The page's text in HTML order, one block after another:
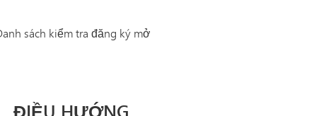
Xây dựng
Tonka Online (Bổ sung)
Điều IX
sách kiểm tra đăng ký mở